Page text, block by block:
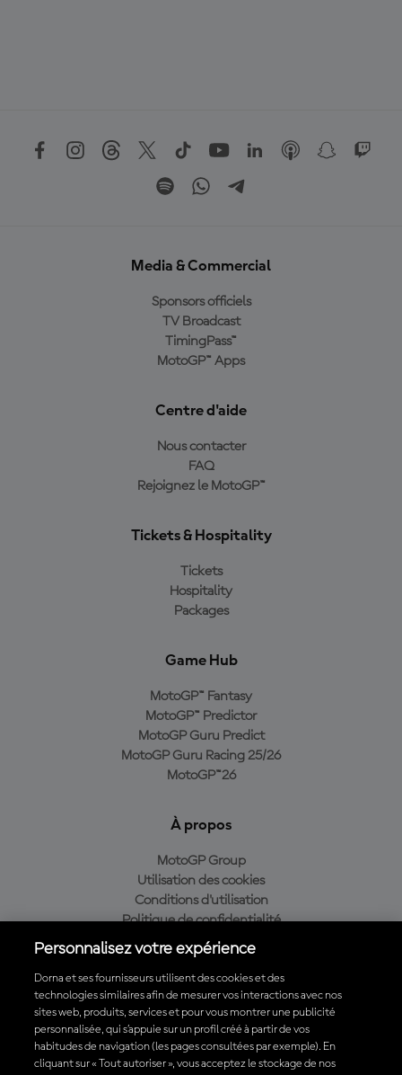
Media & Commercial
Sponsors officiels
TV Broadcast
TimingPass™
MotoGP™ Apps
Centre d'aide
Nous contacter
FAQ
Rejoignez le MotoGP™
Tickets & Hospitality
Tickets
Hospitality
Packages
Game Hub
MotoGP™ Fantasy
MotoGP™ Predictor
MotoGP Guru Predict
MotoGP Guru Racing 25/26
MotoGP™26
À propos
MotoGP Group
Utilisation des cookies
Conditions d'utilisation
Politique de confidentialité
Politique d’achat
Télécharger l'appli officielle du MotoGP™
Personnalisez votre expérience
Dorna et ses fournisseurs utilisent des cookies et des
technologies similaires afin de mesurer vos interactions avec nos
sites web, produits, services et pour vous montrer une publicité
personnalisée, qui s’appuie sur un profil créé à partir de vos
habitudes de navigation (les pages consultées par exemple). En
cliquant sur « Tout autoriser », vous acceptez le stockage de nos